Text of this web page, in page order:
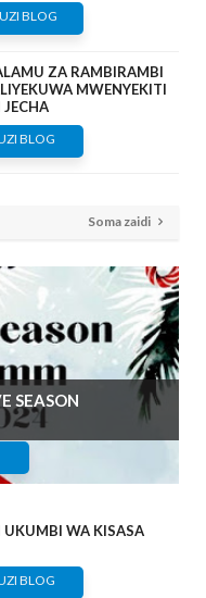
BLOG
ZA RAMBIRAMBI
MWENYEKITI
JECHA
BLOG
Soma zaidi
SEASON
UKUMBI WA KISASA
BLOG